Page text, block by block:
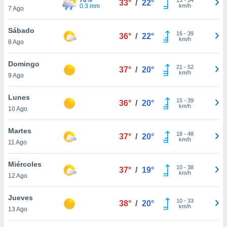
más
nuestra
y
de
disponible
cookies
aceptar
7 Ago
0.3 mm
33° / 22°
km/h
Sábado
8 Ago
36° / 22° 16- 39
km/h
Domingo
9 Ago
37° / 20° 21 - 52
km/h
Lunes
10 Ago
36° / 20° 15- 39
km/h
Martes
11 Ago
37° / 20° 18- 48
km/h
Miércoles
12 Ago
37° / 19° 10- 38
km/h
Jueves
13 Ago
38° / 20° 10- 33
km/h